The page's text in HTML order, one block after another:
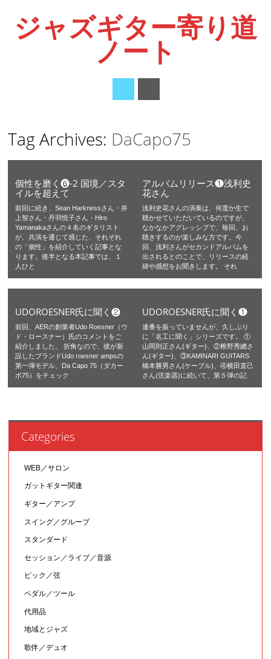
ジャズギター寄り道
ノート
Main menu
content
Tag Archives: DaCapo75
個性を磨く❻-2 国境／スタ
イルを超えて
前回に続き、Sean Harknessさん・井
上智さん・丹羽悦子さん・Hiro
Yamanakaさんの４名のギタリスト
が、共演を通じて感じた、それぞれ
の「個性」を紹介していく記事とな
ります。後半となる本記事では、１
人ひと
アルバムリリース❶浅利史
花さん
浅利史花さんの演奏は、何度か生で
聴かせていただいているのですが、
なかなかアグレッシブで、毎回、お
聴きするのが楽しみな方です。今
回、浅利さんがセカンドアルバムを
出されるとのことで、リリースの経
緯や感想をお聞きします。 それ
UDOROESNER氏に聞く❷
前回、AERの創業者Udo Roesner（ウ
ド・ロースナー）氏のコメントをご
紹介しました。 折角なので、彼が新
設したブランドUdo roesner ampsの
第一弾モデル、Da Capo 75（ダカー
ポ75）をチェック
UDOROESNER氏に聞く❶
連番を振っていませんが、久しぶり
に「名工に聞く」シリーズです。 ①
山岡則正さん(ギター)、②椎野秀總さ
ん(ギター)、③KAMINARI GUITARS
橋本勝男さん(ケーブル)、④横田直己
さん(弦楽器)に続いて、第５弾の記
Categories
WEB／サロン
ガットギター関連
ギター／アンプ
スイング／グルーブ
スタンダード
セッション／ライブ／音源
ピック／弦
ペダル／ツール
代用品
地域とジャズ
歌伴／デュオ